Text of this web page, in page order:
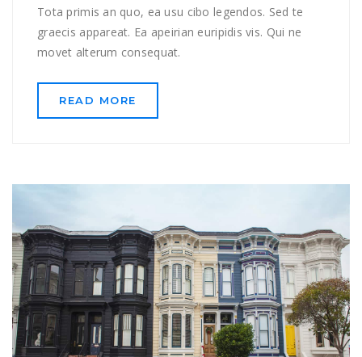
Tota primis an quo, ea usu cibo legendos. Sed te
graecis appareat. Ea apeirian euripidis vis. Qui ne
movet alterum consequat.
READ MORE